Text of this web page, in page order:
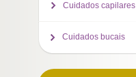
Cuidados capilares
Cuidados bucais